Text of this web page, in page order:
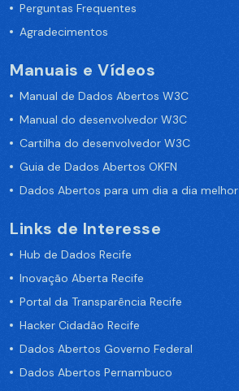
Perguntas Frequentes
Agradecimentos
Manuais e Vídeos
Manual de Dados Abertos W3C
Manual do desenvolvedor W3C
Cartilha do desenvolvedor W3C
Guia de Dados Abertos OKFN
Dados Abertos para um dia a dia melhor
Links de Interesse
Hub de Dados Recife
Inovação Aberta Recife
Portal da Transparência Recife
Hacker Cidadão Recife
Dados Abertos Governo Federal
Dados Abertos Pernambuco